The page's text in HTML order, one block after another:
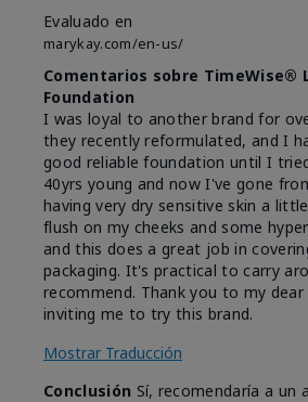
Evaluado en
marykay.com/en-us/
Comentarios sobre TimeWise®
Foundation
I was loyal to another brand for
they recently reformulated, and I
good reliable foundation until I
40yrs young and now I've gone
having very dry sensitive skin a
flush on my cheeks and some
and this does a great job in
packaging. It's practical to carry
recommend. Thank you to my
inviting me to try this brand.
Mostrar Traducción
Conclusión Sí, recomendaría a un